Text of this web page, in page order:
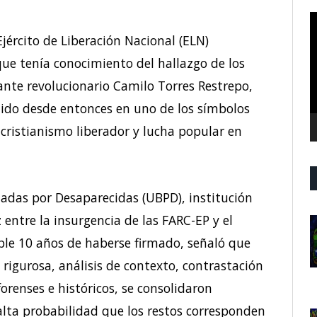
de Liberación Nacional (ELN)
tenía conocimiento del hallazgo de los
revolucionario Camilo Torres Restrepo,
desde entonces en uno de los símbolos
liberador y lucha popular en
por Desaparecidas (UBPD), institución
la insurgencia de las FARC-EP y el
10 años de haberse firmado, señaló que
análisis de contexto, contrastación
e históricos, se consolidaron
probabilidad que los restos corresponden